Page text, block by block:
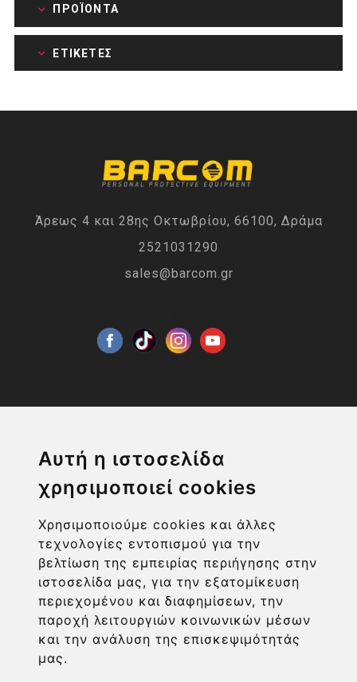
Αυτή η ιστοσελίδα
χρησιμοποιεί cookies
Χρησιμοποιούμε cookies και άλλες
τεχνολογίες εντοπισμού για την
βελτίωση της εμπειρίας περιήγησης στην
ιστοσελίδα μας, για την εξατομίκευση
περιεχομένου και διαφημίσεων, την
παροχή λειτουργιών κοινωνικών μέσων
και την ανάλυση της επισκεψιμότητάς
μας.
ΠΡΟΪΌΝΤΑ
ΕΤΙΚΈΤΕΣ
Άρεως 4 και 28ης Οκτωβρίου, 66100, Δράμα
2521031290
sales@barcom.gr
ΧΡΗΣΙΜΑ LINKS
ΠΛΗΡΟΦΟΡΙΕΣ ΧΡΗΣΤΗ